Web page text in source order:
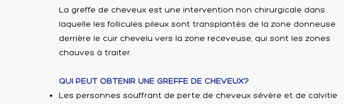
La greffe de cheveux est une intervention non chirurgicale dans
laquelle les follicules pileux sont transplantés de la zone donneuse
derrière le cuir chevelu vers la zone receveuse, qui sont les zones
chauves à traiter.
QUI PEUT OBTENIR UNE GREFFE DE CHEVEUX?
Les personnes souffrant de perte de cheveux sévère et de calvitie